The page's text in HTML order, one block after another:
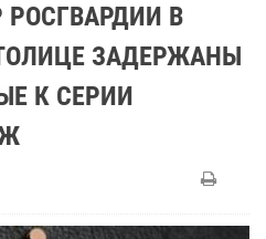
В
ЗАДЕРЖАНЫ
К СЕРИИ